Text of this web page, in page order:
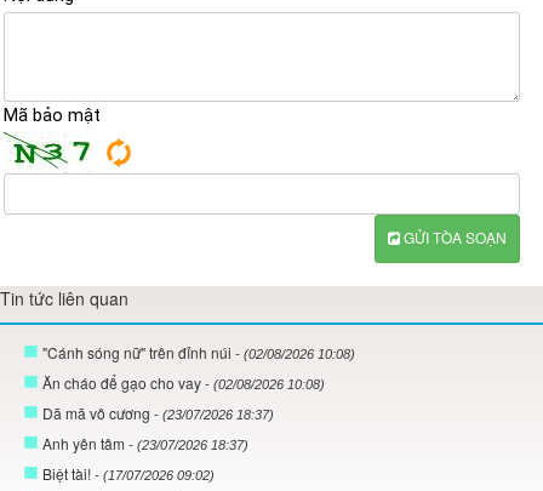
Mã bảo mật
GỬI TÒA SOẠN
Tin tức liên quan
"Cánh sóng nữ" trên đỉnh núi - (02/08/2026 10:08)
Ăn cháo để gạo cho vay - (02/08/2026 10:08)
Dã mã vô cương - (23/07/2026 18:37)
Anh yên tâm - (23/07/2026 18:37)
Biệt tài! - (17/07/2026 09:02)